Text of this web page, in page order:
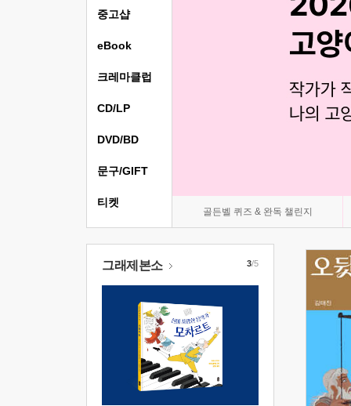
골든벨 퀴즈 & 완독 챌린지
중고샵
eBook
크레마클럽
CD/LP
DVD/BD
문구/GIFT
티켓
그래제본소 3/5